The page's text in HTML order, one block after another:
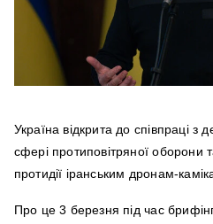
Україна відкрита до співпраці
сфері протиповітряної оборони
протидії іранським дронам-
Про це 3 березня під час